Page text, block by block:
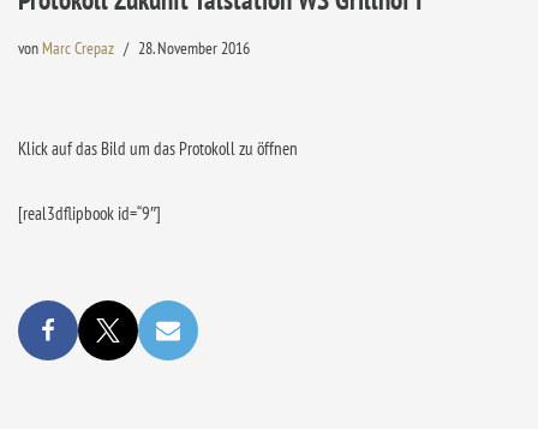
von Marc Crepaz 28. November 2016
Klick auf das Bild um das Protokoll zu öffnen
[real3dflipbook id=“9″]